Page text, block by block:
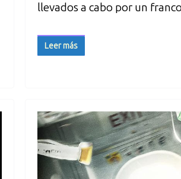
llevados a cabo por un
Leer más